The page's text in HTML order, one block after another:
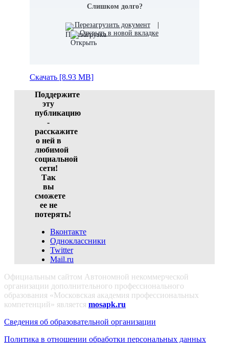
Слишком долго?
Перезагрузить документ
Открыть в новой вкладке
Скачать [8.93 MB]
Поддержите
эту
публикацию
-
расскажите
о ней в
любимой
социальной
сети!
Так
вы
сможете
ее не
потерять!
Вконтакте
Одноклассники
Twitter
Mail.ru
Официальным сайтом Автономной некоммерческой
организации дополнительного профессионального
образования «Московская академия профессиональных
компетенций» является mosapk.ru
Сведения об образовательной организации
Политика в отношении обработки персональных данных